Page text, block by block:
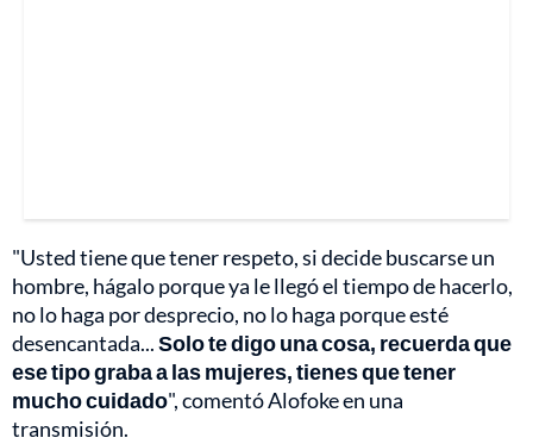
"Usted tiene que tener respeto, si decide buscarse un
hombre, hágalo porque ya le llegó el tiempo de hacerlo,
no lo haga por desprecio, no lo haga porque esté
desencantada...Solo te digo una cosa, recuerda que
ese tipo graba a las mujeres, tienes que tener
mucho cuidado", comentó Alofoke en una
transmisión.